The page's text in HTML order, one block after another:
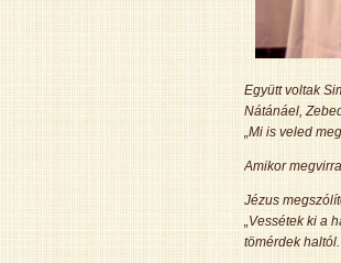
Együtt voltak
Nátánáel,
„Mi is veled
Amikor
Jézus
„Vessétek ki a
tömérdek haltól.